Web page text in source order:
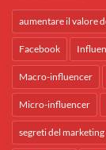
aumentare il valore
Facebook
Macro-influencer
Micro-influencer
segreti del marketing